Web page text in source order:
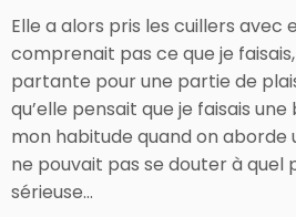
Elle a alors pris les cuillers avec
comprenait pas ce que je
partante pour une partie de
qu’elle pensait que je faisais
mon habitude quand on aborde
ne pouvait pas se douter à quel
sérieuse…